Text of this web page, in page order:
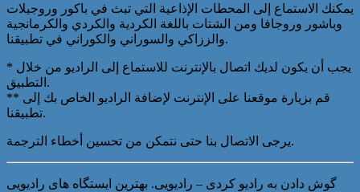
يمكنك الاستماع إلى المحطات الإذاعية التي تبث في باكور وروجيلات
وباشور وروجافا ومن الشتات باللغة الكردية والكردي والكرمانجية
والززاكي والسوراني والكوراني في تطبيقنا.
* يجب أن يكون لديك اتصال بالإنترنت للاستماع إلى الراديو من خلال
التطبيق.
** قم بزيارة موقعنا على الإنترنت لإضافة الراديو الخاص بك إلى
تطبيقنا.
يرجى الاتصال بنا حتى نتمكن من تحسين أخطاء الترجمة.
گوش دادن به رادیو کردی – رادیویی. بهترین ایستگاه های رادیویی